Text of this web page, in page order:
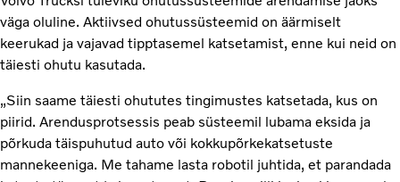
väga oluline. Aktiivsed ohutussüsteemid on äärmiselt
keerukad ja vajavad tipptasemel katsetamist, enne kui neid on
täiesti ohutu kasutada.
„Siin saame täiesti ohututes tingimustes katsetada, kus on
piirid. Arendusprotsessis peab süsteemil lubama eksida ja
põrkuda täispuhutud auto või kokkupõrkekatsetuste
mannekeeniga. Me tahame lasta robotil juhtida, et parandada